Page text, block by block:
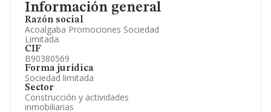
Información general
Razón social
Acoalgaba Promociones Sociedad
Limitada.
CIF
B90380569
Forma jurídica
Sociedad limitada
Sector
Construcción y actividades
inmobiliarias
Artículos de prensa publicados sobre la empresa.
Información oficial y registral complementaria.